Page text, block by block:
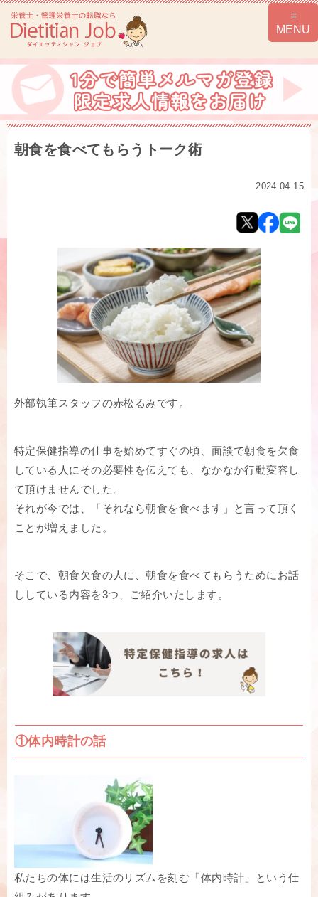
朝食を食べてもらうトーク術
2024.04.15
外部執筆スタッフの赤松るみです。
特定保健指導の仕事を始めてすぐの頃、面談で朝食を欠食
している人にその必要性を伝えても、なかなか行動変容し
て頂けませんでした。
それが今では、「それなら朝食を食べます」と言って頂く
ことが増えました。
そこで、朝食欠食の人に、朝食を食べてもらうためにお話
ししている内容を3つ、ご紹介いたします。
①体内時計の話
私たちの体には生活のリズムを刻む「体内時計」という仕